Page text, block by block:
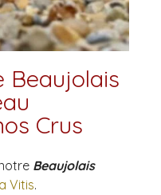
Beaujolais
Crus
Beaujolais
Vitis.